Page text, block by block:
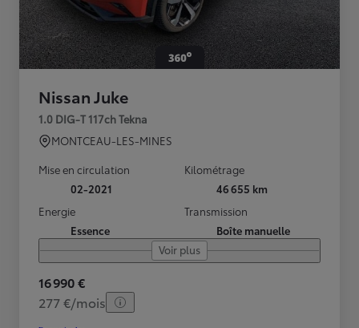
Nissan Juke
1.0 DIG-T 117ch Tekna
MONTCEAU-LES-MINES
Mise en circulation
02-2021
Kilométrage
46 655 km
Energie
Essence
Transmission
Boîte manuelle
Voir plus
16 990 €
277 €/mois